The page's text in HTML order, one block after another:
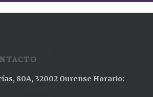
80A, 32002 Ourense Horario: